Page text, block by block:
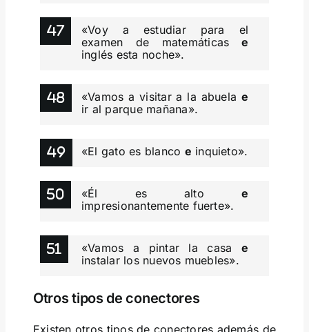
«Voy a estudiar para el
examen de matemáticas e
inglés esta noche».
«Vamos a visitar a la abuela e
ir al parque mañana».
«El gato es blanco e inquieto».
«Él es alto e
impresionantemente fuerte».
«Vamos a pintar la casa e
instalar los nuevos muebles».
Otros tipos de conectores